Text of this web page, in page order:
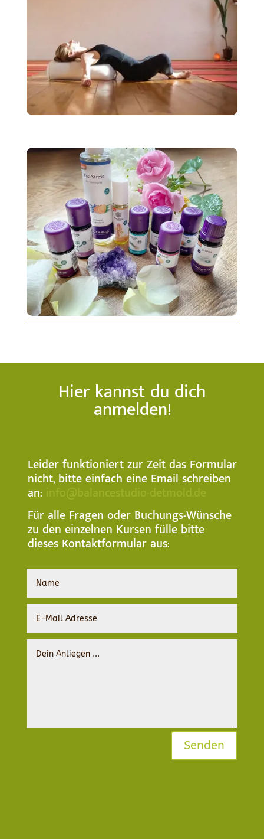
Hier kannst du dich
anmelden!
Leider funktioniert zur Zeit das Formular
nicht, bitte einfach eine Email schreiben
an:
Für alle Fragen oder Buchungs-Wünsche
zu den einzelnen Kursen fülle bitte
dieses Kontaktformular aus:
Senden